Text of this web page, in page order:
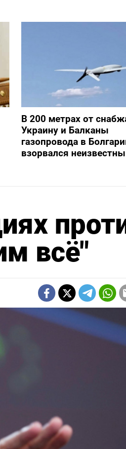
В 200 метрах от
Украину и Балканы
газопровода в
взорвался
всё"